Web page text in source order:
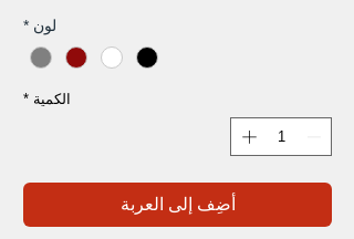
لون *
الكمية *
أضِف إلى العربة